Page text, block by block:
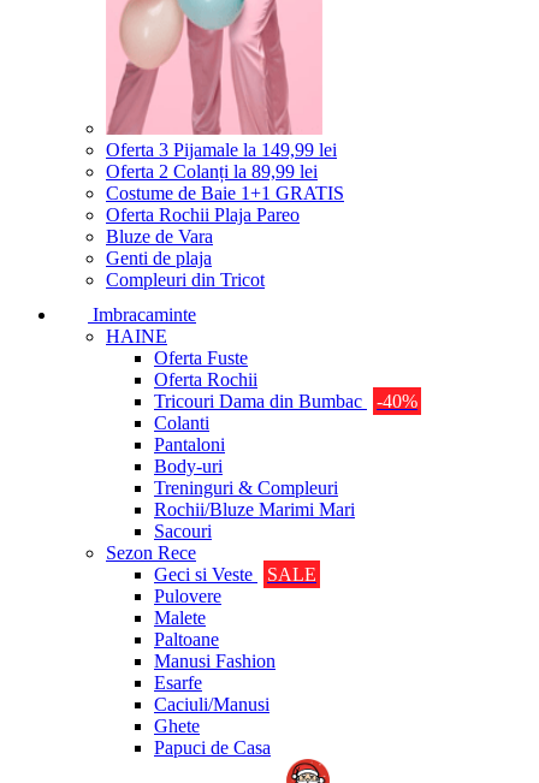
Oferta 3 Pijamale la 149,99 lei
Oferta 2 Colanți la 89,99 lei
Costume de Baie 1+1 GRATIS
Oferta Rochii Plaja Pareo
Bluze de Vara
Genti de plaja
Compleuri din Tricot
Imbracaminte
HAINE
Oferta Fuste
Oferta Rochii
Tricouri Dama din Bumbac
-40%
Colanti
Pantaloni
Body-uri
Treninguri & Compleuri
Rochii/Bluze Marimi Mari
Sacouri
Sezon Rece
Geci si Veste
SALE
Pulovere
Malete
Paltoane
Manusi Fashion
Esarfe
Caciuli/Manusi
Ghete
Papuci de Casa